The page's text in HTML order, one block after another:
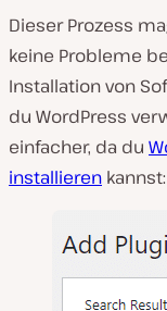
Dieser Prozess
keine Probleme
Installation von
du WordPress
einfacher, da du
installieren kannst: